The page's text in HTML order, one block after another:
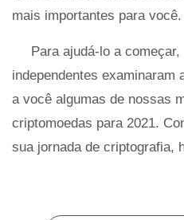
mais importantes para você.
Para ajudá-lo a
independentes examinaram
a você algumas de nossas
criptomoedas para 2021.
sua jornada de criptografia,